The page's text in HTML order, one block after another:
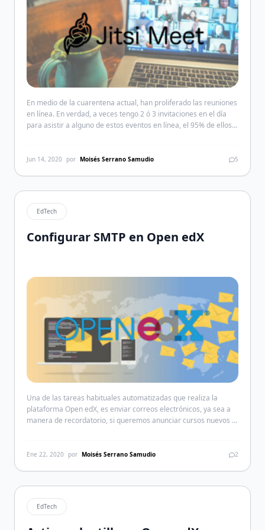
En medio de la cuarentena actual, han proliferado las reuniones
en línea. En verdad, a veces tengo 2 ó 3 invitaciones en el día
para asistir a alguno de estos eventos en línea, el 95% de ellos
GoToWebinar, […]
Jun 14, 2020 por Moisés Serrano Samudio 5
EdTech
Configurar SMTP en Open edX
Una de las tareas habituales automatizadas que realiza la
plataforma Open edX, es enviar correos electrónicos, ya sea a
manera de recordatorio, si queremos anunciar cursos nuevos o
SPAM, utilizo la mayor parte del tiempo […]
Ene 22, 2020 por Moisés Serrano Samudio 2
EdTech